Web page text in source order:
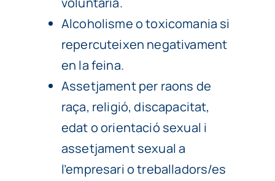
Alcoholisme o toxicomania si
repercuteixen negativament
en la feina.
Assetjament per raons de
raça, religió, discapacitat,
edat o orientació sexual i
assetjament sexual a
l’empresari o treballadors/es